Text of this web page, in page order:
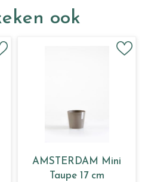
ook
AMSTERDAM Mini
Taupe 17 cm